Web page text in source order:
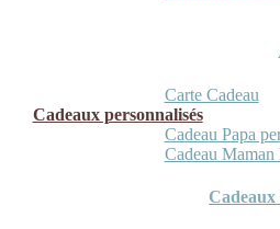
Carte Cadeau
Cadeaux personnalisés
Cadeau Papa
Cadeau Maman
Cadeaux